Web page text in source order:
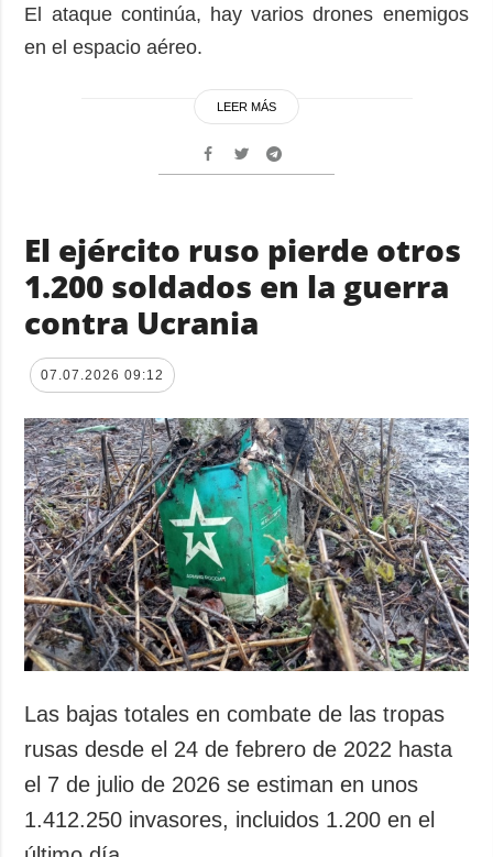
El ataque continúa, hay varios drones enemigos
en el espacio aéreo.
LEER MÁS
El ejército ruso pierde otros
1.200 soldados en la guerra
contra Ucrania
07.07.2026 09:12
Las bajas totales en combate de las tropas
rusas desde el 24 de febrero de 2022 hasta
el 7 de julio de 2026 se estiman en unos
1.412.250 invasores, incluidos 1.200 en el